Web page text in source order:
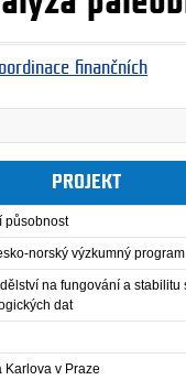
finančních
PROJEKT
působnost
norský výzkumný program
na fungování a
dat
Karlova v Praze